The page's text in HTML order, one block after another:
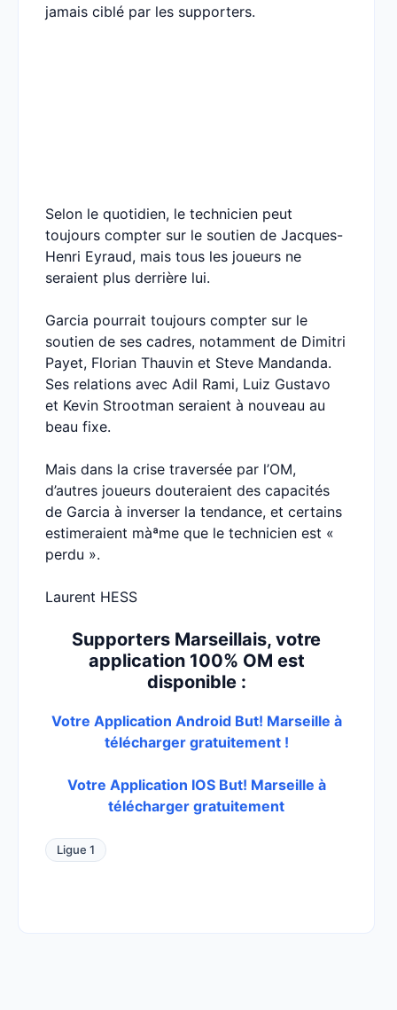
jamais ciblé par les supporters.
Selon le quotidien, le technicien peut
toujours compter sur le soutien de Jacques-
Henri Eyraud, mais tous les joueurs ne
seraient plus derrière lui.
Garcia pourrait toujours compter sur le
soutien de ses cadres, notamment de Dimitri
Payet, Florian Thauvin et Steve Mandanda.
Ses relations avec Adil Rami, Luiz Gustavo
et Kevin Strootman seraient à nouveau au
beau fixe.
Mais dans la crise traversée par l’OM,
d’autres joueurs douteraient des capacités
de Garcia à inverser la tendance, et certains
estimeraient màªme que le technicien est «
perdu ».
Laurent HESS
Supporters Marseillais, votre
application 100% OM est
disponible :
Votre Application Android But! Marseille à
télécharger gratuitement !
Votre Application IOS But! Marseille à
télécharger gratuitement
Ligue 1